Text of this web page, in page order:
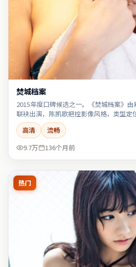
焚城档案
2015年度口碑候选之一。《焚城档案》
联袂出演，陈凯歌把控影像风格，类型定
高清
流畅
9.7万
136个月前
热门